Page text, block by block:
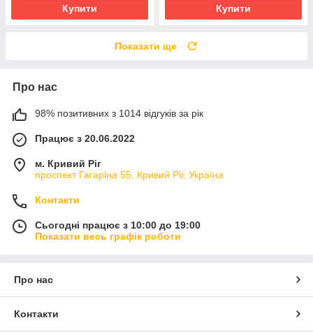
Купити Купити
Показати ще
Про нас
98% позитивних з 1014 відгуків за рік
Працює з 20.06.2022
м. Кривий Ріг
проспект Гагаріна 55, Кривий Ріг, Україна
Контакти
Сьогодні працює з 10:00 до 19:00
Показати весь графік роботи
Про нас
Контакти